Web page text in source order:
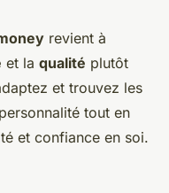
revient à
et la qualité plutôt
et trouvez les
tout en
et confiance en soi.